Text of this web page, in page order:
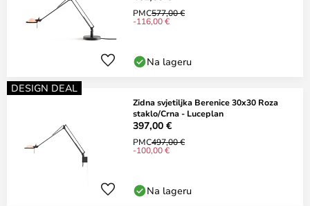
PMC577,00 €
-116,00 €
Na lageru
DESIGN DEAL
Zidna svjetiljka Berenice 30x30 Roza
staklo/Crna - Luceplan
397,00 €
PMC497,00 €
-100,00 €
Na lageru